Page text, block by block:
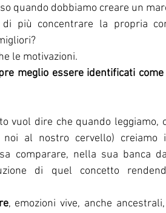
quando dobbiamo creare un
più concentrare la propria
le motivazioni.
meglio essere identificati
vuol dire che quando leggiamo,
al nostro cervello) creiamo
comparare, nella sua banca
di quel concetto
, emozioni vive, anche